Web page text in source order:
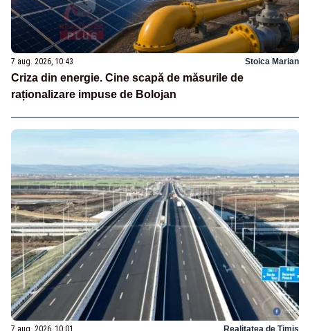
7 aug. 2026, 10:43 Stoica Marian
Criza din energie. Cine scapă de măsurile de
raționalizare impuse de Bolojan
7 aug. 2026, 10:01 Realitatea de Timis